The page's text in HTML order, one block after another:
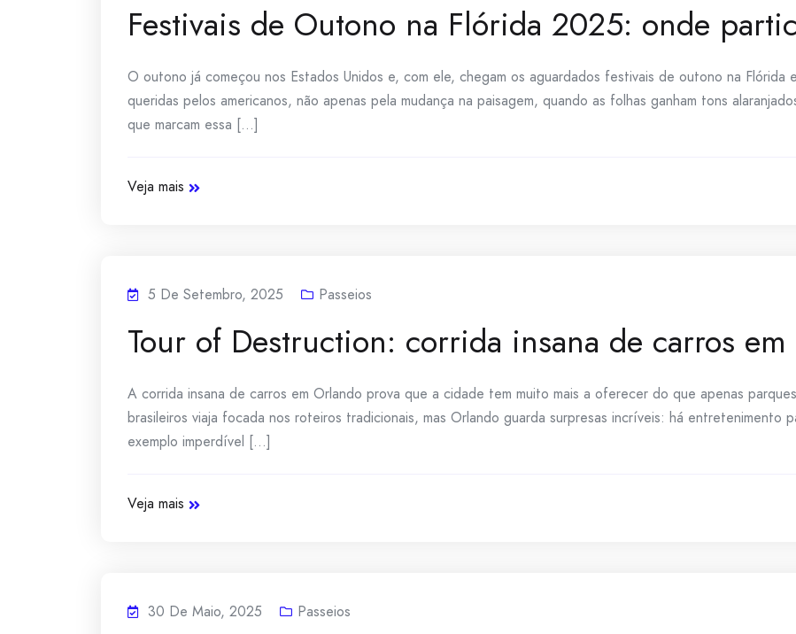
Festivais de Outono na Flórida 2025: onde
O outono já começou nos Estados Unidos e, com ele, chegam os aguardados festivais de outono na Flórida
queridas pelos americanos, não apenas pela mudança na paisagem, quando as folhas ganham tons
que marcam essa [...]
Veja mais
5 De Setembro, 2025 Passeios
Tour of Destruction: corrida insana de carros
A corrida insana de carros em Orlando prova que a cidade tem muito mais a oferecer do que apenas
brasileiros viaja focada nos roteiros tradicionais, mas Orlando guarda surpresas incríveis: há entretenimento
exemplo imperdível [...]
Veja mais
30 De Maio, 2025 Passeios